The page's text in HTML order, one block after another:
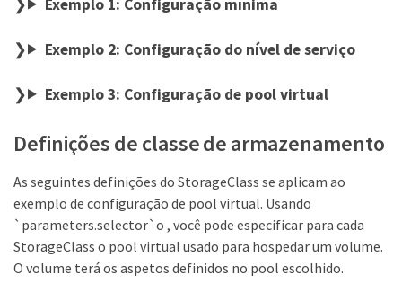
Exemplo 1: Configuração mínima
Exemplo 2: Configuração do nível de serviço
Exemplo 3: Configuração de pool virtual
Definições de classe de armazenamento
As seguintes definições do StorageClass se aplicam ao
exemplo de configuração de pool virtual. Usando
`parameters.selector`o , você pode especificar para cada
StorageClass o pool virtual usado para hospedar um volume.
O volume terá os aspetos definidos no pool escolhido.